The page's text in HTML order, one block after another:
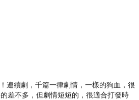
連續劇，千篇一律劇情，一樣的狗血，很
差不多，但劇情短短的，很適合打發時